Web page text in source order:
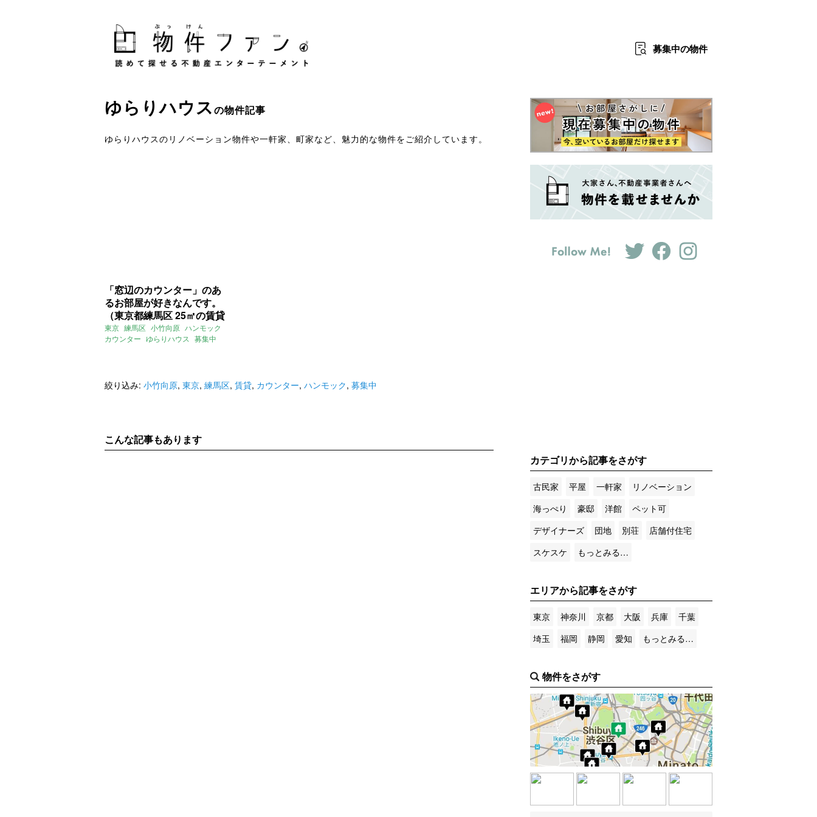
募集中の物件
ゆらりハウスの物件記事
ゆらりハウスのリノベーション物件や一軒家、町家など、魅力的な物件をご紹介しています。
「窓辺のカウンター」のあ
るお部屋が好きなんです。
（東京都練馬区 25㎡の賃貸
物件）
東京 練馬区 小竹向原 ハンモック
カウンター ゆらりハウス 募集中
絞り込み: 小竹向原, 東京, 練馬区, 賃貸, カウンター, ハンモック, 募集中
こんな記事もあります
カテゴリから記事をさがす
古民家 平屋 一軒家
リノベーション
海っぺり
豪邸 洋館
ペット可
デザイナーズ
団地 別荘
店舗付住宅
スケスケ
もっとみる…
エリアから記事をさがす
東京 神奈川 京都 大阪 兵庫
千葉
埼玉
福岡 静岡 愛知 もっとみる…
物件をさがす